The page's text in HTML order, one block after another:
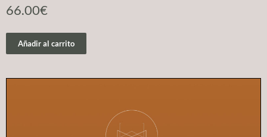
66.00€
Añadir al carrito